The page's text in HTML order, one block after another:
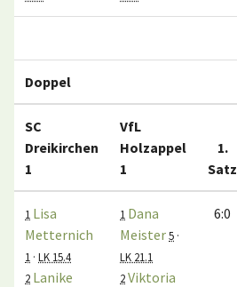
Doppel
SC
Dreikirchen
1
VfL
Holzappel
1
1.
Satz
1 Lisa
Metternich
1 · LK 15.4
2 Lanike
1 Dana
Meister5 ·
LK 21.1
2Viktoria
6:0